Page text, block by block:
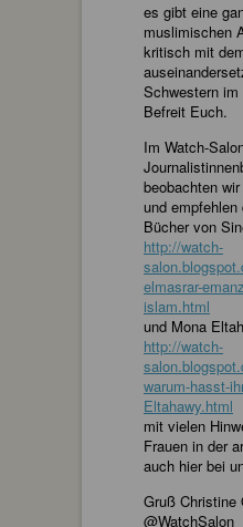
es gibt eine
muslimischen
kritisch mit
Schwestern im
Befreit Euch.
Im Watch-
beobachten
und
Bücher von
http://watch-
elmasrar-
islam.html
und Mona
http://watch-
warum-hasst-
Eltahawy.html
mit vielen
Frauen in der
auch hier bei
Gruß Christine
@WatchSalon